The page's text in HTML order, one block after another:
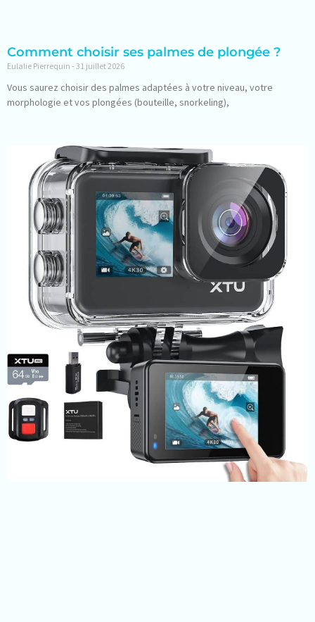
Comment choisir ses palmes de plongée ?
Eulalie Pierrequin 31 juillet 2026
Vous saurez choisir des palmes adaptées à votre niveau, votre
morphologie et vos plongées (bouteille, snorkeling),